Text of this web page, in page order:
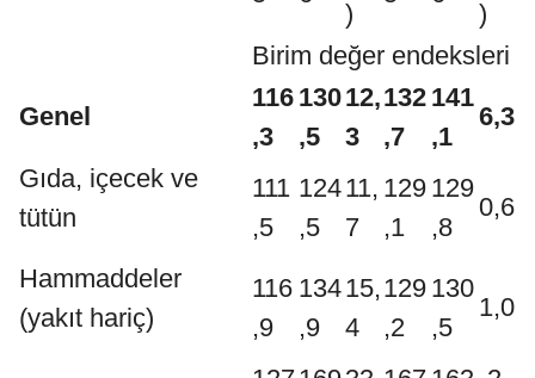
)
)
Birim değer endeksleri
Genel
116
,3
130
,5
12,
3
132
,7
141
,1
6,3
Gıda, içecek ve
tütün
111
,5
124
,5
11,
7
129
,1
129
,8
0,6
Hammaddeler
(yakıt hariç)
116
,9
134
,9
15,
4
129
,2
130
,5
1,0